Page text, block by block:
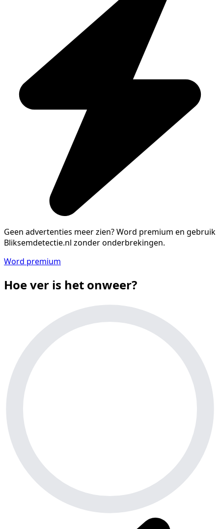
Geen advertenties meer zien?Word premium en gebruik
Bliksemdetectie.nl zonder onderbrekingen.
Word premium
Hoe ver is het onweer?